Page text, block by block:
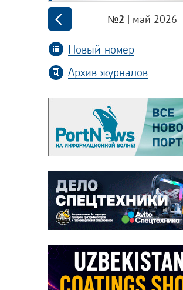
№2 | май 2026
Новый номер
Архив журналов